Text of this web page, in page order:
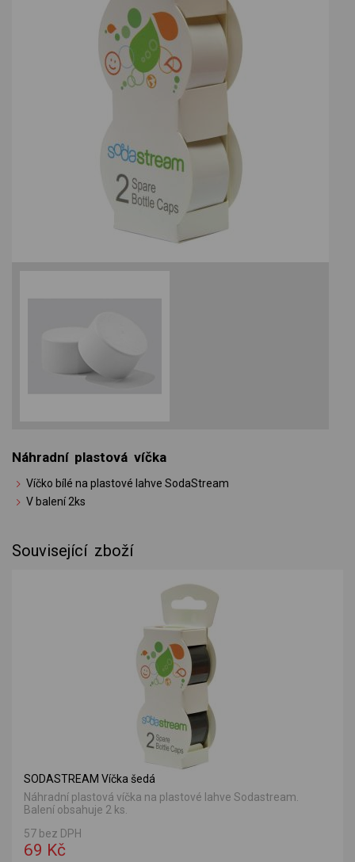
Náhradní plastová víčka
Víčko bílé na plastové lahve SodaStream
V balení 2ks
Související zboží
SODASTREAM Víčka šedá
Náhradní plastová víčka na plastové lahve Sodastream.
Balení obsahuje 2 ks.
57 bez DPH
69 Kč